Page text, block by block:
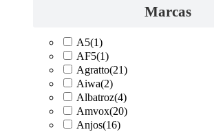
Marcas
A5(1)
AF5(1)
Agratto(21)
Aiwa(2)
Albatroz(4)
Amvox(20)
Anjos(16)